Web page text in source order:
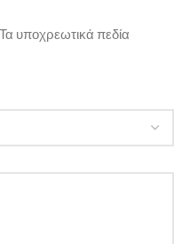
Τα υποχρεωτικά πεδία